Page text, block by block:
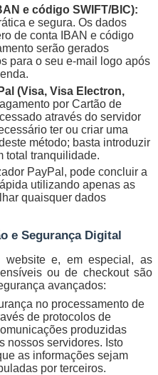
e código SWIFT/BIC):
e segura. Os dados
de conta IBAN e código
serão gerados
para o seu e-mail logo após
(Visa, Visa Electron,
por Cartão de
através do servidor
ter ou criar uma
método; basta introduzir
total tranquilidade.
PayPal, pode concluir a
utilizando apenas as
quaisquer dados
e Segurança Digital
website e, em especial, as
ou de checkout são
avançados:
no processamento de
de protocolos de
produzidas
nossos servidores. Isto
as informações sejam
por terceiros.